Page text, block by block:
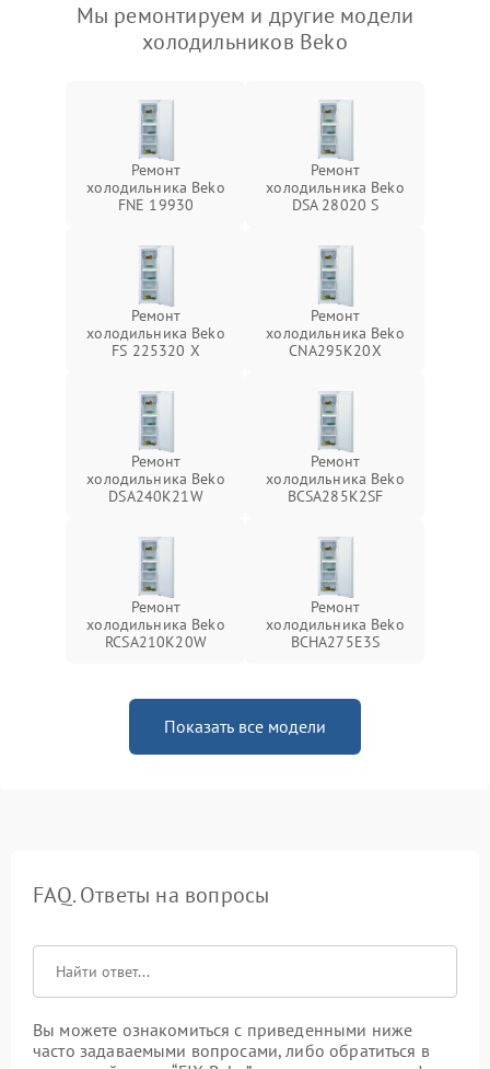
Мы ремонтируем и другие модели
холодильников Beko
Ремонт
холодильника Beko
FNE 19930
Ремонт
холодильника Beko
DSA 28020 S
Ремонт
холодильника Beko
FS 225320 X
Ремонт
холодильника Beko
CNA295K20X
Ремонт
холодильника Beko
DSA240K21W
Ремонт
холодильника Beko
BCSA285K2SF
Ремонт
холодильника Beko
RCSA210K20W
Ремонт
холодильника Beko
BCHA275E3S
Показать все модели
FAQ. Ответы на вопросы
Вы можете ознакомиться с приведенными ниже
часто задаваемыми вопросами, либо обратиться в